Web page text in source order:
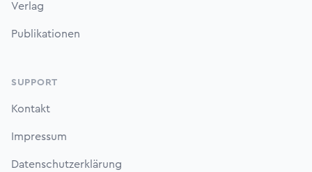
Verlag
Publikationen
SUPPORT
Kontakt
Impressum
Datenschutzerklärung